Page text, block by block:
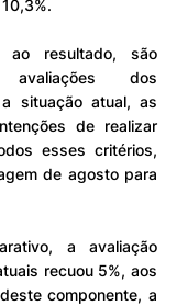
dos
situação atual, as
de realizar
esses critérios,
de agosto para
recuou 5%, aos
componente, a